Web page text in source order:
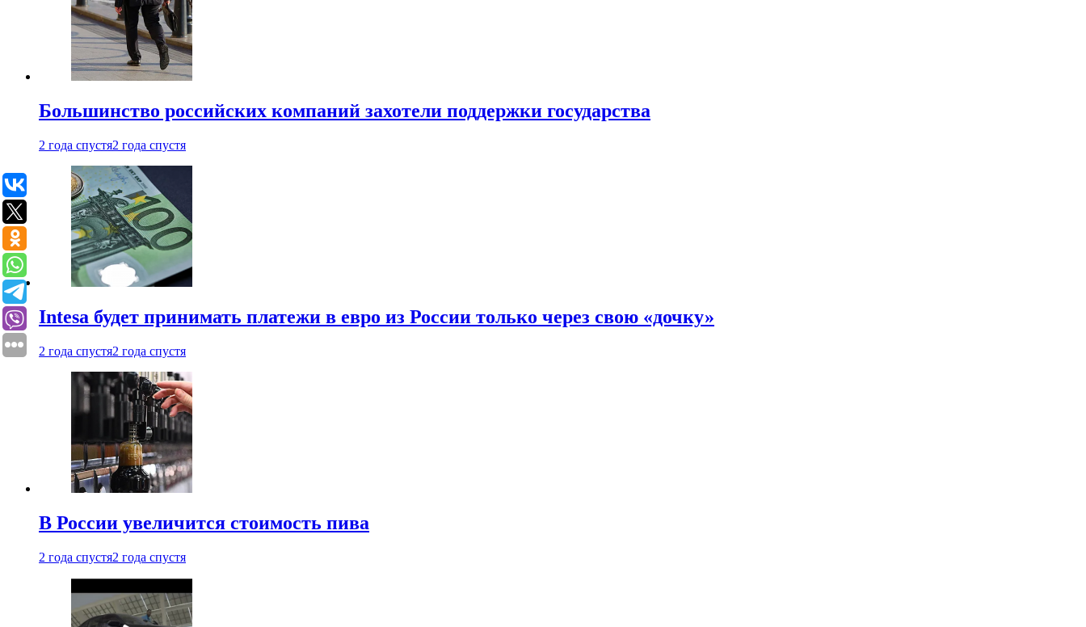
Большинство российских компаний захотели поддержки государства
2 года спустя2 года спустя
Intesa будет принимать платежи в евро из России только через свою «дочку»
2 года спустя2 года спустя
В России увеличится стоимость пива
2 года спустя2 года спустя